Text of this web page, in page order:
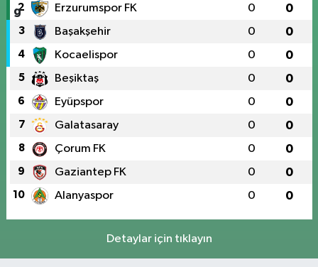
2 Erzurumspor FK 0 0
3 Başakşehir 0 0
4 Kocaelispor 0 0
5 Beşiktaş 0 0
6 Eyüpspor 0 0
7 Galatasaray 0 0
8 Çorum FK 0 0
9 Gaziantep FK 0 0
10 Alanyaspor 0 0
Detaylar için tıklayın